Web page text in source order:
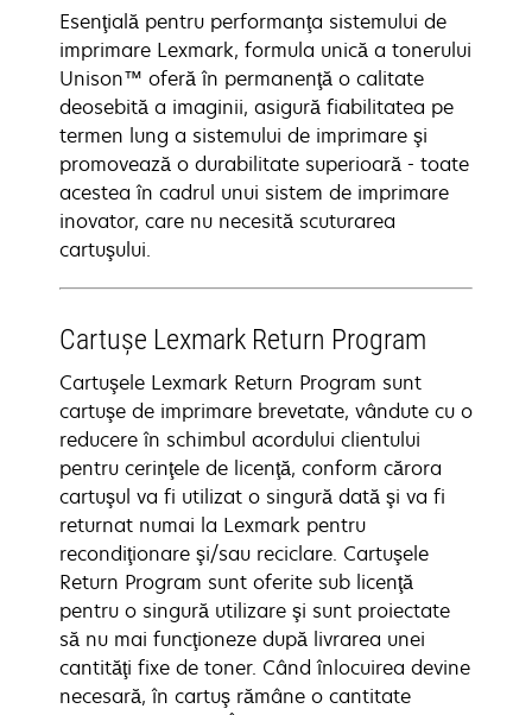
Esenţială pentru performanţa sistemului de
imprimare Lexmark, formula unică a tonerului
Unison™ oferă în permanenţă o calitate
deosebită a imaginii, asigură fiabilitatea pe
termen lung a sistemului de imprimare şi
promovează o durabilitate superioară - toate
acestea în cadrul unui sistem de imprimare
inovator, care nu necesită scuturarea
cartuşului.
Cartuşe Lexmark Return Program
Cartuşele Lexmark Return Program sunt
cartuşe de imprimare brevetate, vândute cu o
reducere în schimbul acordului clientului
pentru cerinţele de licenţă, conform cărora
cartuşul va fi utilizat o singură dată şi va fi
returnat numai la Lexmark pentru
recondiţionare şi/sau reciclare. Cartuşele
Return Program sunt oferite sub licenţă
pentru o singură utilizare şi sunt proiectate
să nu mai funcţioneze după livrarea unei
cantităţi fixe de toner. Când înlocuirea devine
necesară, în cartuş rămâne o cantitate